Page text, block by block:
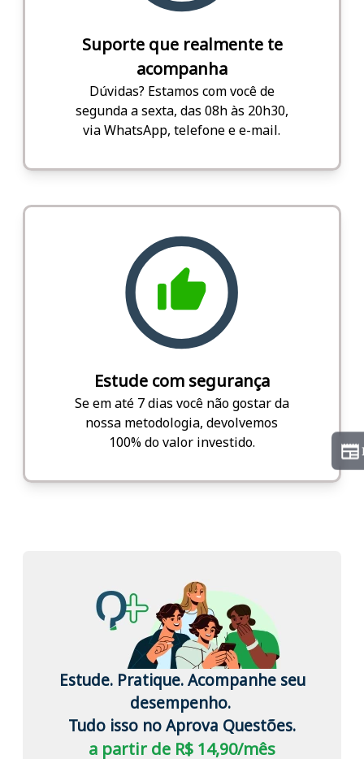
Suporte que realmente te
acompanha
Dúvidas? Estamos com você de
segunda a sexta, das 08h às 20h30,
via WhatsApp, telefone e e-mail.
Estude com segurança
Se em até 7 dias você não gostar da
nossa metodologia, devolvemos
100% do valor investido.
Estude. Pratique. Acompanhe seu
desempenho.
Tudo isso no Aprova Questões.
a partir de R$ 14,90/mês